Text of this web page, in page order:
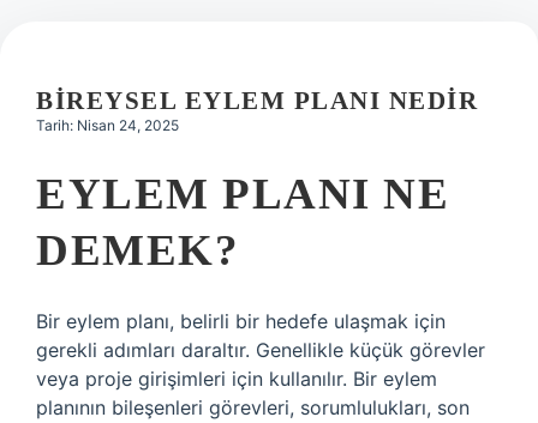
Hakkımızda
BIREYSEL EYLEM PLANI NEDIR
Tarih: Nisan 24, 2025
EYLEM PLANI NE
DEMEK?
Bir eylem planı, belirli bir hedefe ulaşmak için
gerekli adımları daraltır. Genellikle küçük görevler
veya proje girişimleri için kullanılır. Bir eylem
planının bileşenleri görevleri, sorumlulukları, son